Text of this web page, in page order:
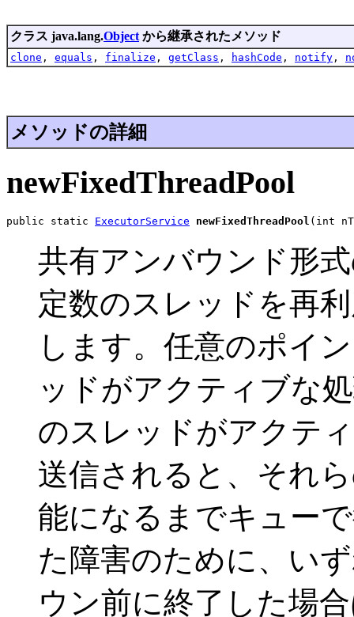
クラス java.lang.Object から継承されたメソッド
clone , equals , finalize , getClass , hashCode , notify ,
メソッドの詳細
newFixedThreadPool
public static ExecutorService newFixedThreadPool (int
共有アンバウンド形
定数のスレッドを再
します。任意のポイ
ッドがアクティブな
のスレッドがアクテ
送信されると、それ
能になるまでキュー
た障害のために、い
ウン前に終了した場